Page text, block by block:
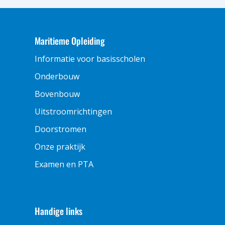
Maritieme Opleiding
Informatie voor basisscholen
Onderbouw
Bovenbouw
Uitstroomrichtingen
Doorstromen
Onze praktijk
Examen en PTA
Handige links